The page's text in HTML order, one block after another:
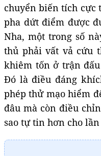
chuyển biến tích cực
pha dứt điểm được
Nha, một trong số
thủ phải vất vả cứu
khiêm tốn ở trận
Đó là điều đáng
phép thử mạo hiểm
đâu mà còn điều
sao tự tin hơn cho